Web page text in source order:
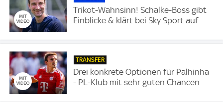
Trikot-Wahnsinn! Schalke-Boss gibt
Einblicke & klärt bei Sky Sport auf
TRANSFER
Drei konkrete Optionen für Palhinha
- PL-Klub mit sehr guten Chancen